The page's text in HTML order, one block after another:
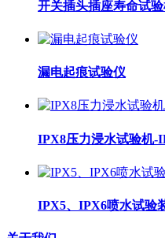
开关插头插座寿命试验
漏电起痕试验仪
IPX8压力浸水试验机-
IPX5、IPX6喷水试验